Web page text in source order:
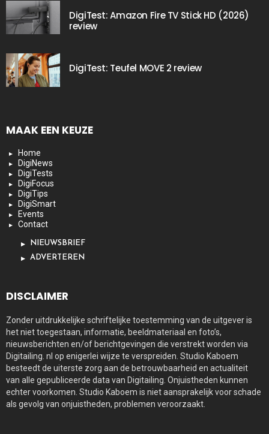
DigiTest: Amazon Fire TV Stick HD (2026)
review
DigiTest: Teufel MOVE 2 review
MAAK EEN KEUZE
Home
DigiNews
DigiTests
DigiFocus
DigiTips
DigiSmart
Events
Contact
NIEUWSBRIEF
ADVERTEREN
DISCLAIMER
Zonder uitdrukkelijke schriftelijke toestemming van de uitgever is
het niet toegestaan, informatie, beeldmateriaal en foto’s,
nieuwsberichten en/of berichtgevingen die verstrekt worden via
Digitailing. nl op enigerlei wijze te verspreiden. Studio Kaboem
besteedt de uiterste zorg aan de betrouwbaarheid en actualiteit
van alle gepubliceerde data van Digitailing. Onjuistheden kunnen
echter voorkomen. Studio Kaboem is niet aansprakelijk voor schade
als gevolg van onjuistheden, problemen veroorzaakt.